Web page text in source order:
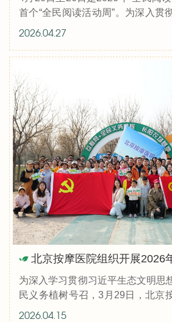
首个“全民阅读活动周”。为深入贯
例》，响应中国残联、各专门协
2026.04.27
北京按摩医院组织开展2026
为深入学习贯彻习近平生态文明思
民义务植树号召，3月29日，北京
房山区长阳萤火虫生态园开展植树
2026.04.15